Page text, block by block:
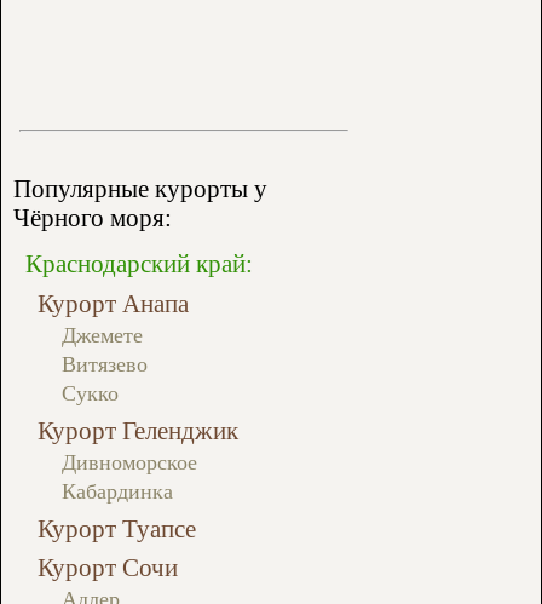
Популярные курорты у
Чёрного моря:
Краснодарский край:
Курорт Анапа
Джемете
Витязево
Сукко
Курорт Геленджик
Дивноморское
Кабардинка
Курорт Туапсе
Курорт Сочи
Адлер